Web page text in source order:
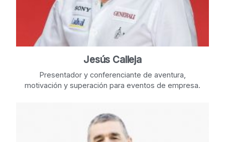
Jesús Calleja
Presentador y conferenciante de aventura,
motivación y superación para eventos de empresa.